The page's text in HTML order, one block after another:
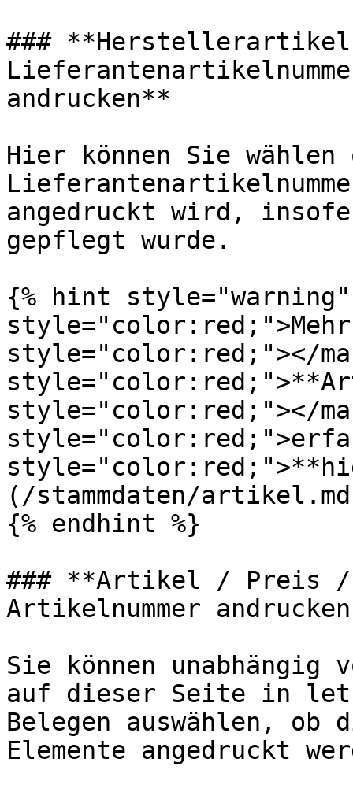
###
andrucken**
Hier können Sie
angedruckt wird,
gepflegt wurde.
{% hint style="warning"
style="color:red;">Mehr
style="color:red;"></
style="color:red;"></
(/stammdaten/
{% endhint %}
### **Artikel / Preis /
Artikelnummer
Sie können unabhängig
auf dieser Seite in
Belegen auswählen,
Elemente angedruckt